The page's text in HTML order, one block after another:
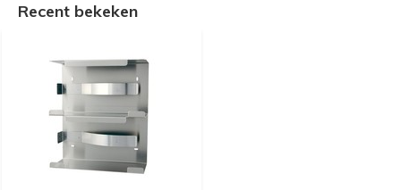
Recent bekeken